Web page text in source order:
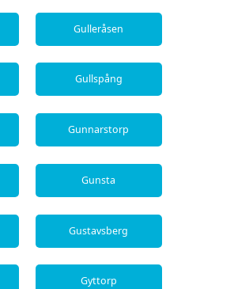
Gulleråsen
Gullspång
Gunnarstorp
Gunsta
Gustavsberg
Gyttorp